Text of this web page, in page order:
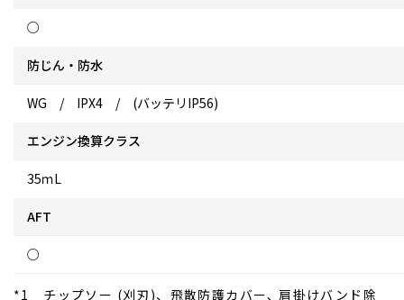
○
防じん・防水
WG / IPX4 / (バッテリIP56)
エンジン換算クラス
35ｍL
AFT
○
*1 チップソー (刈刃)、飛散防護カバー､ 肩掛けバンド除